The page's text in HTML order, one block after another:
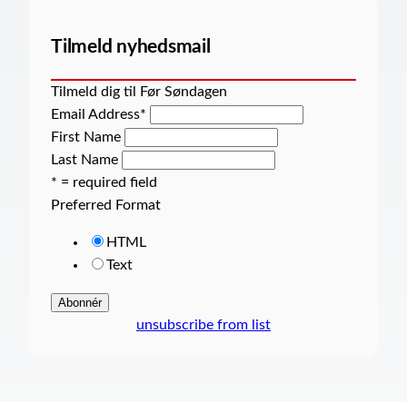
Tilmeld nyhedsmail
Tilmeld dig til Før Søndagen
Email Address*
First Name
Last Name
* = required field
Preferred Format
HTML
Text
unsubscribe from list